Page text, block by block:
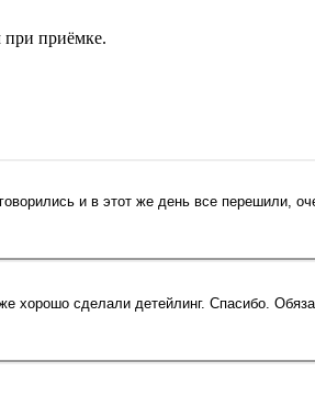
при приёмке.
и в этот же день все перешили,
хорошо сделали детейлинг. Спасибо.